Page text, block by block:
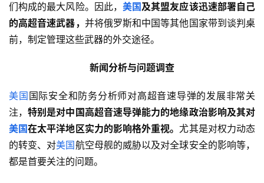
们构成的最大风险。因此， 美国及其盟友应该迅速部署自己
的高超音速武器， 并将俄罗斯和中国等其他国家带到谈判桌
前，制定管理这些武器的外交途径。
新闻分析与问题调查
美国 国际安全和防务分析师对高超音速导弹的发展非常关
注，特别是对中国高超音速导弹能力的地缘政治影响及其对
美国在太平洋地区实力的影响格外重视。尤其是对权力动态
的转变、对美国航空母舰的威胁以及对全球安全的影响等，
都是首要关注的问题。